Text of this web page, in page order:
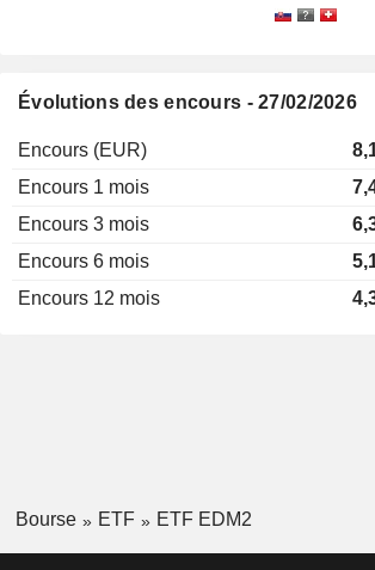
Évolutions des encours - 27/02/2026
Encours (EUR)
Encours 1 mois
Encours 3 mois
Encours 6 mois
Encours 12 mois
Bourse ETF ETF EDM2